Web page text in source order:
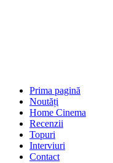
Prima pagină
Noutăți
Home Cinema
Recenzii
Topuri
Interviuri
Contact